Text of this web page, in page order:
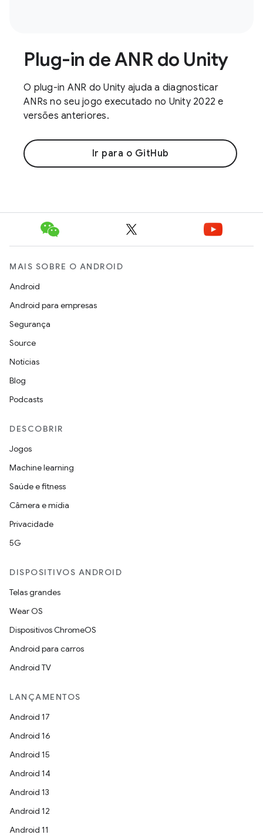
Plug-in de ANR do Unity
O plug-in ANR do Unity ajuda a diagnosticar
ANRs no seu jogo executado no Unity 2022 e
versões anteriores.
Ir para o GitHub
MAIS SOBRE O ANDROID
Android
Android para empresas
Segurança
Source
Notícias
Blog
Podcasts
DESCOBRIR
Jogos
Machine learning
Saúde e fitness
Câmera e mídia
Privacidade
5G
DISPOSITIVOS ANDROID
Telas grandes
Wear OS
Dispositivos ChromeOS
Android para carros
Android TV
LANÇAMENTOS
Android 17
Android 16
Android 15
Android 14
Android 13
Android 12
Android 11